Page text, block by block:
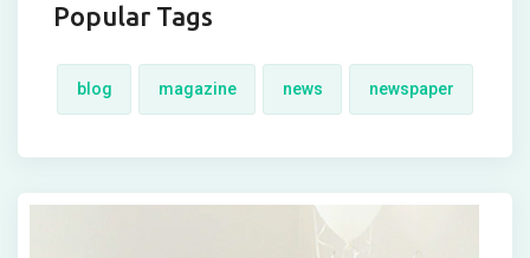
Popular Tags
blog magazine news newspaper